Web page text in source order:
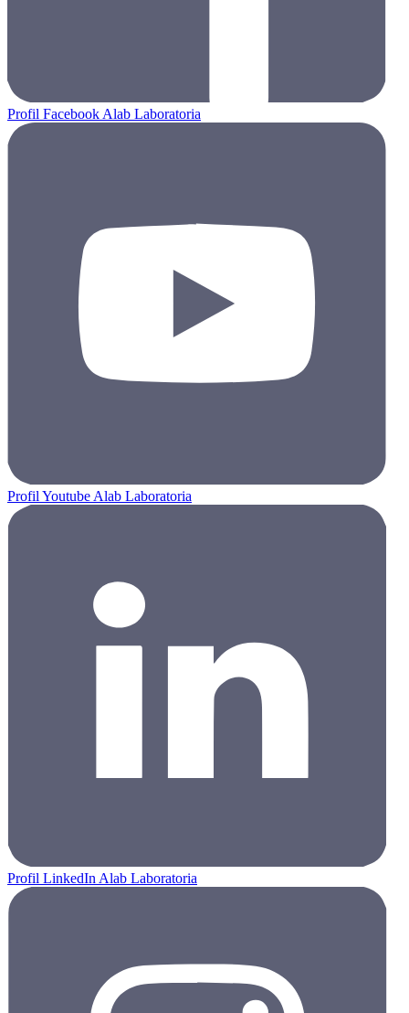
Profil Facebook Alab Laboratoria
Profil Youtube Alab Laboratoria
Profil LinkedIn Alab Laboratoria